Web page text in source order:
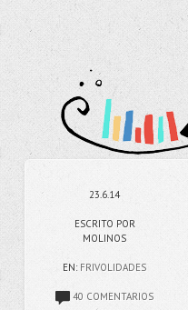
23.6.14
ESCRITO POR
MOLINOS
EN: FRIVOLIDADES
40 COMENTARIOS